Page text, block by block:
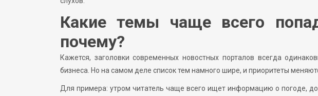
Какие темы чаще всего
почему?
Кажется, заголовки современных новостных порталов всегда
бизнеса. Но на самом деле список тем намного шире, и приоритеты
Для примера: утром читатель чаще всего ищет информацию о погоде,